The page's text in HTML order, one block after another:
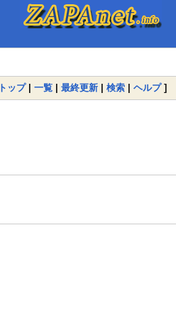
トップ| 一覧 | 最終更新 | 検索 | ヘルプ]